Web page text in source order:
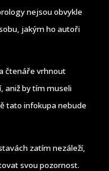
nejsou obvykle
jakým ho autoři
čtenáře vrhnout
aniž by tím museli
tato infokupa nebude
zatím nezáleží,
svou pozornost.